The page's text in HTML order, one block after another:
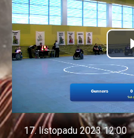
17. listopadu 2023 12:00